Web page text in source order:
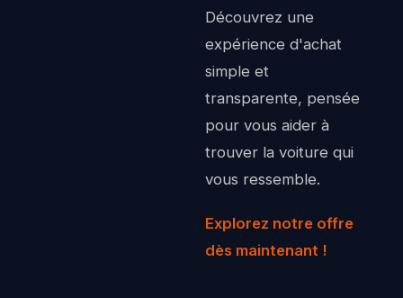
Découvrez une
expérience d'achat
simple et
transparente, pensée
pour vous aider à
trouver la voiture qui
vous ressemble.
Explorez notre offre
dès maintenant !